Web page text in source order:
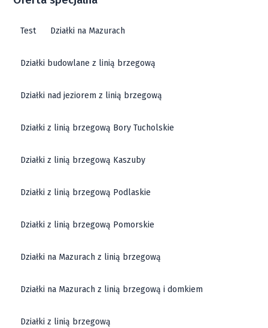
Test Działki na Mazurach
Działki budowlane z linią brzegową
Działki nad jeziorem z linią brzegową
Działki z linią brzegową Bory Tucholskie
Działki z linią brzegową Kaszuby
Działki z linią brzegową Podlaskie
Działki z linią brzegową Pomorskie
Działki na Mazurach z linią brzegową
Działki na Mazurach z linią brzegową i domkiem
Działki z linią brzegową